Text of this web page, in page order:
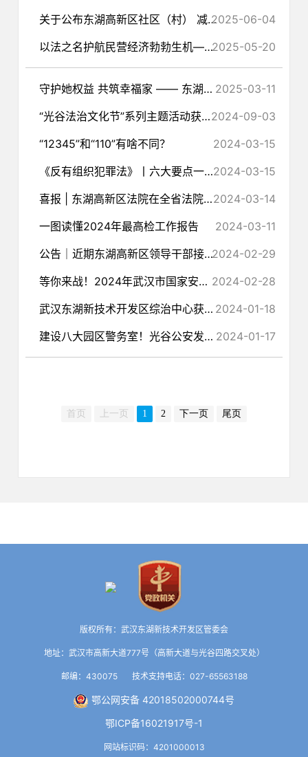
关于公布东湖高新区社区（村） 减负投诉举报电话的公告2025-06-04
以法之名护航民营经济勃勃生机——写在民营经济促进法施行之际2025-05-20
守护她权益 共筑幸福家 —— 东湖高新区开展“三八”国际妇女节普法宣传活动 2025-03-11
“光谷法治文化节”系列主题活动获评2023年度武汉市十大普法主题活动2024-09-03
“12345”和“110”有啥不同？
2024-03-15
《反有组织犯罪法》丨六大要点一起来学习！2024-03-15
喜报 | 东湖高新区法院在全省法院第三十三届学术讨论会上再创佳绩！2024-03-14
一图读懂2024年最高检工作报告
2024-03-11
公告│近期东湖高新区领导干部接待群众来访日程安排2024-02-29
等你来战！2024年武汉市国家安全主题知识竞答活动即将启动 2024-02-28
武汉东湖新技术开发区综治中心获省委政法委通报表扬！ 2024-01-18
建设八大园区警务室！光谷公安发布2024年服务群众“十件实事” 2024-01-17
首页 上一页 1 2 下一页 尾页
版权所有：武汉东湖新技术开发区管委会
地址：武汉市高新大道777号（高新大道与光谷四路交叉处）
邮编：430075 技术支持电话：027-65563188
鄂公网安备 42018502000744号
鄂ICP备16021917号-1
网站标识码：4201000013